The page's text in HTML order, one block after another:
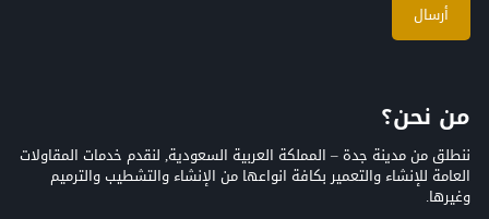
من نحن؟
ننطلق من مدينة جدة – المملكة العربية السعودية, لنقدم خدمات المقاولات
العامة للإنشاء والتعمير بكافة انواعها من الإنشاء والتشطيب والترميم
وغيرها.